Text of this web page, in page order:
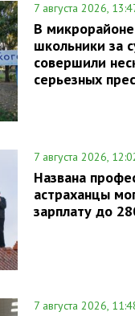
7 августа 2026,
В
школьники за
совершили
серьезных
7 августа 2026,
Названа
астраханцы
зарплату до
7 августа 2026,